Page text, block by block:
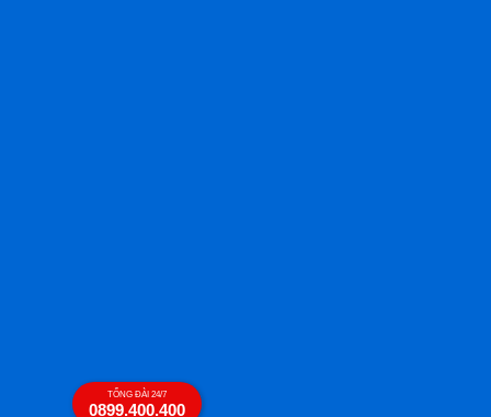
TỔNG ĐÀI 24/7
0899.400.400